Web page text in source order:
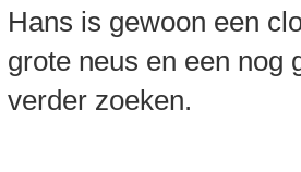
Hans is gewoon een
grote neus en een
verder zoeken.